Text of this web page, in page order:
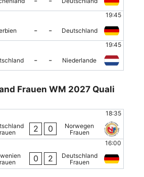
19:45
- -
Deutschland
19:45
- - Niederlande
Frauen WM 2027 Quali
18:35
2 0
Norwegen
Frauen
16:00
0 2
Deutschland
Frauen